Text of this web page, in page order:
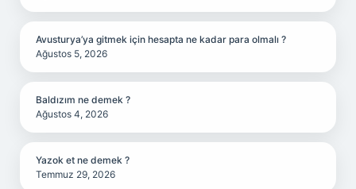
Avusturya’ya gitmek için hesapta ne kadar para olmalı ?
Ağustos 5, 2026
Baldızım ne demek ?
Ağustos 4, 2026
Yazok et ne demek ?
Temmuz 29, 2026